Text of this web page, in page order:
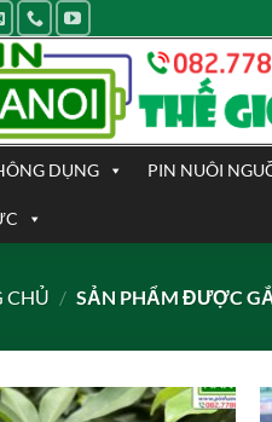
DỤNG PIN NUÔI
CHỦ / SẢN PHẨM ĐƯỢC